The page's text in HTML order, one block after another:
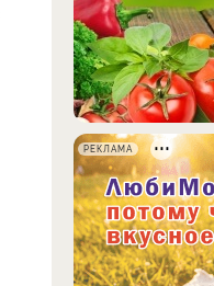
РЕКЛАМА